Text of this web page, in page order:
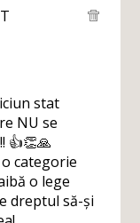
stat
NU se
👍👏🙏
categorie
o lege
dreptul să-și